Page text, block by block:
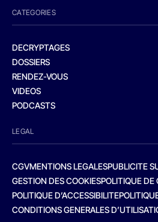
CATEGORIES
DECRYPTAGES
DOSSIERS
RENDEZ-VOUS
VIDEOS
PODCASTS
LEGAL
CGVMENTIONS LEGALESPUBLICITE
GESTION DES COOKIESPOLITIQUE
POLITIQUE D’ACCESSIBILITE
CONDITIONS GENERALES